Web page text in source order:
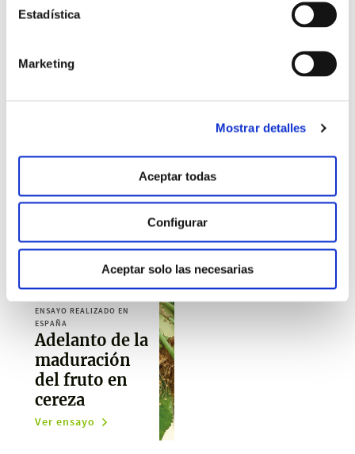
Estadística
Marketing
Mostrar detalles
Aceptar todas
Configurar
Aceptar solo las necesarias
ENSAYO REALIZADO EN
ESPAÑA
maduración
del fruto en
en melocotón
ENSAYO REALIZADO EN
ESPAÑA
Adelanto de la
maduración
del fruto en
cereza
Ver ensayo